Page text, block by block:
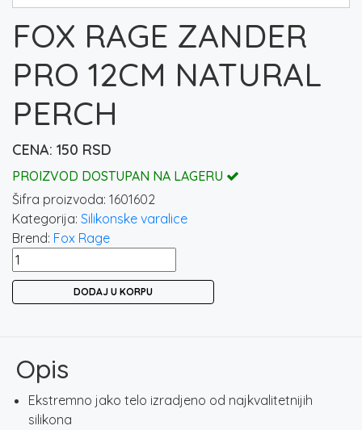
FOX RAGE ZANDER
PRO 12CM NATURAL
PERCH
150 RSD
PROIZVOD DOSTUPAN NA LAGERU
Šifra proizvoda: 1601602
Kategorija: Silikonske varalice
Brend: Fox Rage
FOX
RAGE
PERCH
količina
DODAJ U KORPU
Opis
Ekstremno jako telo izradjeno od najkvalitetnijih
silikona